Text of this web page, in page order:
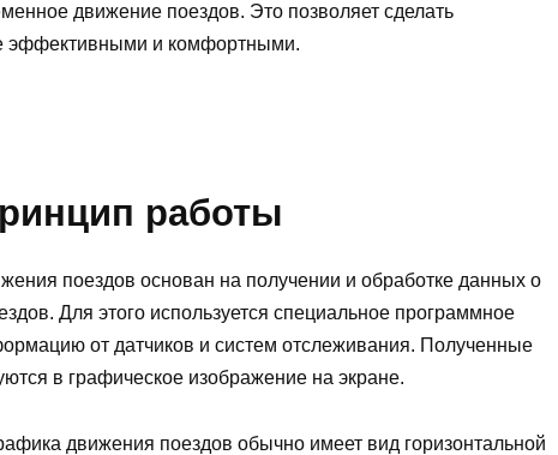
движение поездов. Это позволяет сделать
эффективными и комфортными.
работы
поездов основан на получении и обработке данных о
Для этого используется специальное программное
от датчиков и систем отслеживания. Полученные
в графическое изображение на экране.
движения поездов обычно имеет вид горизонтальной